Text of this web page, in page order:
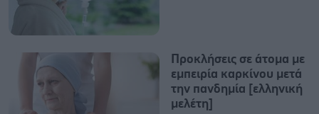
Προκλήσεις σε άτομα με
εμπειρία καρκίνου μετά
την πανδημία [ελληνική
μελέτη]